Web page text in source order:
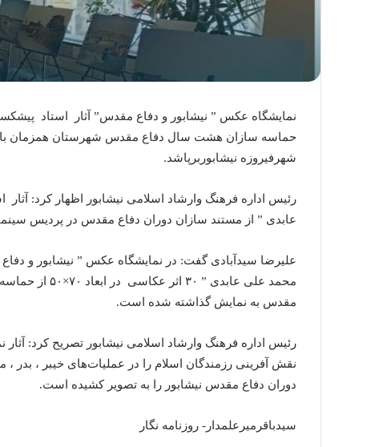
نمایشگاه عکس ” نیشابور و دفاع مقدس” آثار استاد
حماسه سازان هشت سال دفاع مقدس شهرستان همزمان با
شهرفیروزه نیشابوربرپاشد.
رئیس اداره فرهنگ وارشاد اسلامی نیشابور اظهار کرد:
عابدی ” از مستند سازان دوران دفاع مقدس در پردیس
علیرضا سیدآبادی گفت: در نمایشگاه عکس ” نیشابور و
محمد علی
مقدس به نمایش گذاشته شده است.
رئیس اداره فرهنگ وارشاد اسلامی نیشابور تصریح کرد:
نقش آفرینی رزمندگان اسلام را در عملیات‌های خیبر ، بدر ،
دوران دفاع مقدس نیشابور را به تصویر کشیده است.
سیدباقرمیرعلمدار- روزنامه نگار